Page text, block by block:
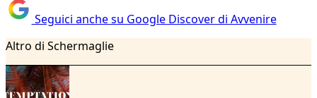
Seguici anche su Google Discover di Avvenire
Altro di Schermaglie